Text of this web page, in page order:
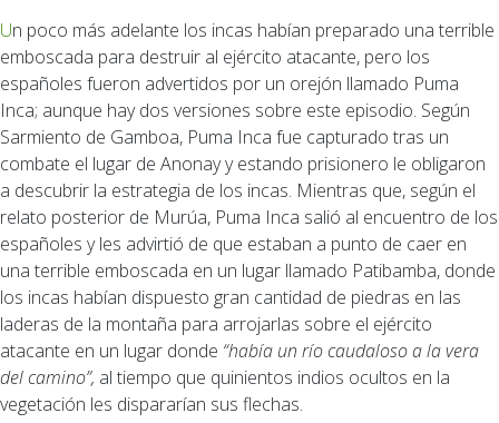
Un poco más adelante los incas habían preparado una terrible
emboscada para destruir al ejército atacante, pero los
españoles fueron advertidos por un orejón llamado Puma
Inca; aunque hay dos versiones sobre este episodio. Según
Sarmiento de Gamboa, Puma Inca fue capturado tras un
combate el lugar de Anonay y estando prisionero le obligaron
a descubrir la estrategia de los incas. Mientras que, según el
relato posterior de Murúa, Puma Inca salió al encuentro de los
españoles y les advirtió de que estaban a punto de caer en
una terrible emboscada en un lugar llamado Patibamba, donde
los incas habían dispuesto gran cantidad de piedras en las
laderas de la montaña para arrojarlas sobre el ejército
atacante en un lugar donde “había un río caudaloso a la vera
del camino”, al tiempo que quinientos indios ocultos en la
vegetación les dispararían sus flechas.